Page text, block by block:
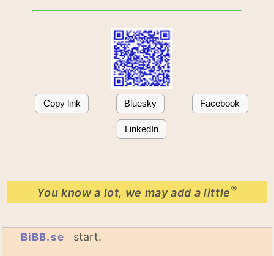
Copy link Bluesky Facebook
LinkedIn
You know a lot, we may add a little®
BiBB.se start.